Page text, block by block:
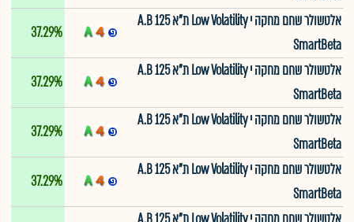
אלטשולר שחם מחקה י Low Volatility ת"א 125 A.B
SmartBeta
37.29%
אלטשולר שחם מחקה י Low Volatility ת"א 125 A.B
SmartBeta
37.29%
אלטשולר שחם מחקה י Low Volatility ת"א 125 A.B
SmartBeta
37.29%
אלטשולר שחם מחקה י Low Volatility ת"א 125 A.B
SmartBeta
37.29%